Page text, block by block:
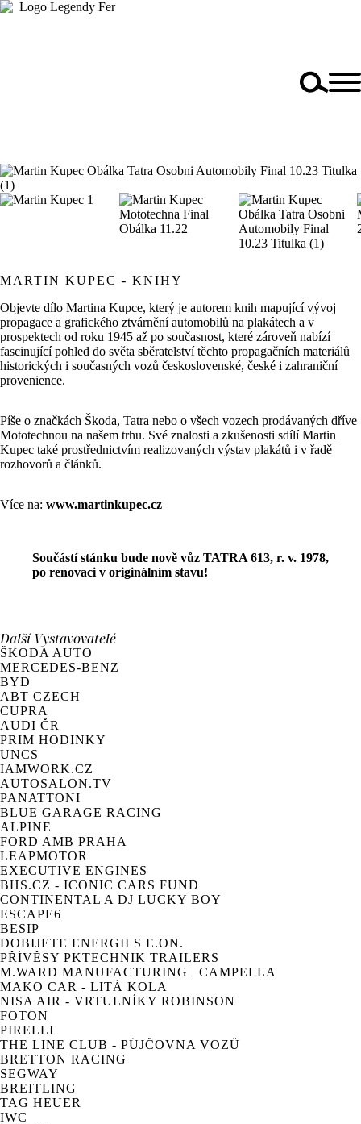
MARTIN KUPEC - KNIHY
Objevte dílo Martina Kupce, který je autorem knih mapující vývoj
propagace a grafického ztvárnění automobilů na plakátech a v
prospektech od roku 1945 až po současnost, které zároveň nabízí
fascinující pohled do světa sběratelství těchto propagačních materiálů
historických i současných vozů československé, české i zahraniční
provenience.
Píše o značkách Škoda, Tatra nebo o všech vozech prodávaných dříve
Mototechnou na našem trhu. Své znalosti a zkušenosti sdílí Martin
Kupec také prostřednictvím realizovaných výstav plakátů i v řadě
rozhovorů a článků.
Více na: www.martinkupec.cz
Součástí stánku bude nově vůz TATRA 613, r. v. 1978,
po renovaci v originálním stavu!
DalšíVystavovatelé
ŠKODA AUTO
MERCEDES-BENZ
BYD
ABT CZECH
CUPRA
AUDI ČR
PRIM HODINKY
UNCS
IAMWORK.CZ
AUTOSALON.TV
PANATTONI
BLUE GARAGE RACING
ALPINE
FORD AMB PRAHA
LEAPMOTOR
EXECUTIVE ENGINES
BHS.CZ - ICONIC CARS FUND
CONTINENTAL A DJ LUCKY BOY
ESCAPE6
BESIP
DOBIJETE ENERGII S E.ON.
PŘÍVĚSY PKTECHNIK TRAILERS
M.WARD MANUFACTURING | CAMPELLA
MAKO CAR - LITÁ KOLA
NISA AIR - VRTULNÍKY ROBINSON
FOTON
PIRELLI
THE LINE CLUB - PŮJČOVNA VOZŮ
BRETTON RACING
SEGWAY
BREITLING
TAG HEUER
IWC